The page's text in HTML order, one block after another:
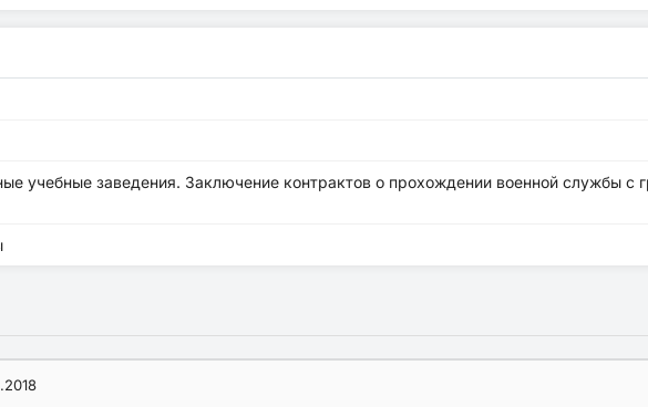
учебные заведения. Заключение контрактов о прохождении военной службы